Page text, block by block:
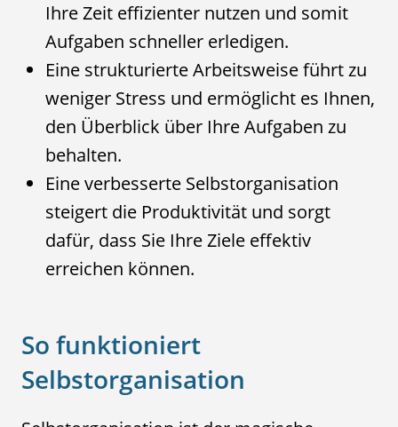
Ihre Zeit effizienter nutzen und somit
Aufgaben schneller erledigen.
Eine strukturierte Arbeitsweise führt zu
weniger Stress und ermöglicht es Ihnen,
den Überblick über Ihre Aufgaben zu
behalten.
Eine verbesserte Selbstorganisation
steigert die Produktivität und sorgt
dafür, dass Sie Ihre Ziele effektiv
erreichen können.
So funktioniert
Selbstorganisation